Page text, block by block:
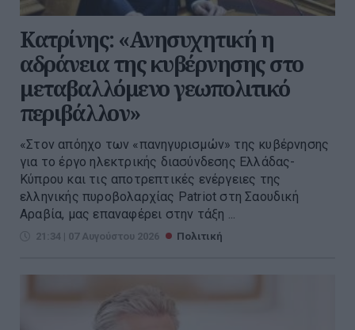
Κατρίνης: «Ανησυχητική η
αδράνεια της κυβέρνησης στο
μεταβαλλόμενο γεωπολιτικό
περιβάλλον»
«Στον απόηχο των «πανηγυρισμών» της κυβέρνησης
για το έργο ηλεκτρικής διασύνδεσης Ελλάδας-
Κύπρου και τις αποτρεπτικές ενέργειες της
ελληνικής πυροβολαρχίας Patriot στη Σαουδική
Αραβία, μας επαναφέρει στην τάξη ...
21:34 | 07 Αυγούστου 2026 Πολιτική